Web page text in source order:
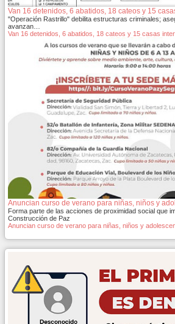
Van 16 detenidos, 6 abatidos, 18 cateos y 15
"Operación Rastrillo" debilita estructuras criminales;
avanzan…
Van 16 detenidos, 6 abatidos, 18 cateos y 15 casas
Anuncian curso de verano para niñas, niños y
Forma parte de las acciones de proximidad social que
Construcción de Paz
Anuncian curso de verano para niñas, niños y